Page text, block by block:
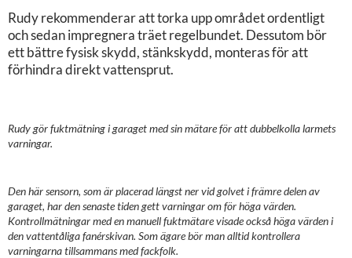
Rudy rekommenderar att torka upp området ordentligt
och sedan impregnera träet regelbundet. Dessutom bör
ett bättre fysisk skydd, stänkskydd, monteras för att
förhindra direkt vattensprut.
Rudy gör fuktmätning i garaget med sin mätare för att dubbelkolla larmets
varningar.
Den här sensorn, som är placerad längst ner vid golvet i främre delen av
garaget, har den senaste tiden gett varningar om för höga värden.
Kontrollmätningar med en manuell fuktmätare visade också höga värden i
den vattentåliga fanérskivan. Som ägare bör man alltid kontrollera
varningarna tillsammans med fackfolk.